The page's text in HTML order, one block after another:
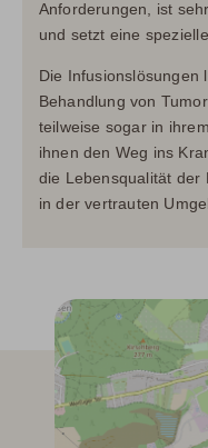
Anforderungen, ist
und setzt eine
Die Infusionslösungen
Behandlung von
teilweise sogar in
ihnen den Weg ins
die Lebensqualität der
in der vertrauten